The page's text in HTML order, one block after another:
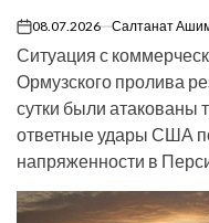
on08.07.2026 Салтанат
Ситуация с
Ормузского пролива
сутки были атакованы
ответные удары США
напряженности в